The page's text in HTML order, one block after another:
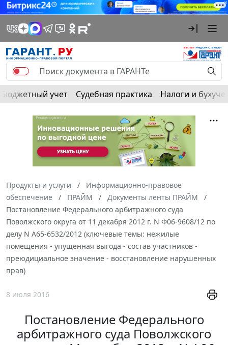
Бюджетный учет Судебная практика Налоги и
Продукты и услуги
Информационно-правовое
обеспечение
ПРАЙМ
Документы ленты ПРАЙМ
Постановление Федерального арбитражного суда
Поволжского округа от 11 декабря 2012 г. N Ф06-9608/12 по
делу N А65-6532/2012 (ключевые темы: нежилые
помещения - упущенная выгода - состав участников -
преюдициальное значение - восстановление нарушенных
прав)
8 июля 2016
Постановление Федерального
арбитражного суда Поволжского